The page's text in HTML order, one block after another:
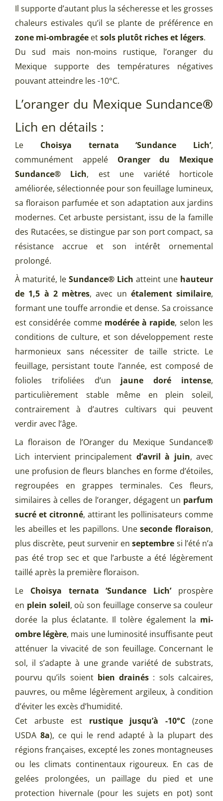
Il supporte d’autant plus la sécheresse et les grosses
chaleurs estivales qu’il se plante de préférence en
zone mi-ombragée etsols plutôt riches et légers.
Du sud mais non-moins rustique, l’oranger du
Mexique supporte des températures négatives
pouvant atteindre les -10°C.
L’oranger du Mexique Sundance®
Lich en détails :
Le Choisya ternata ‘Sundance Lich’,
communément appelé Oranger du Mexique
Sundance® Lich, est une variété horticole
améliorée, sélectionnée pour son feuillage lumineux,
sa floraison parfumée et son adaptation aux jardins
modernes. Cet arbuste persistant, issu de la famille
des Rutacées, se distingue par son port compact, sa
résistance accrue et son intérêt ornemental
prolongé.
À maturité, le Sundance® Lich atteint une hauteur
de 1,5 à 2 mètres, avec un étalement similaire,
formant une touffe arrondie et dense. Sa croissance
est considérée comme modérée à rapide, selon les
conditions de culture, et son développement reste
harmonieux sans nécessiter de taille stricte. Le
feuillage, persistant toute l’année, est composé de
folioles trifoliées d’un jaune doré intense,
particulièrement stable même en plein soleil,
contrairement à d’autres cultivars qui peuvent
verdir avec l’âge.
La floraison de l’Oranger du Mexique Sundance®
Lich intervient principalement d’avril à juin, avec
une profusion de fleurs blanches en forme d’étoiles,
regroupées en grappes terminales. Ces fleurs,
similaires à celles de l’oranger, dégagent un parfum
sucré et citronné, attirant les pollinisateurs comme
les abeilles et les papillons. Uneseconde floraison,
plus discrète, peut survenir enseptembre si l’été n’a
pas été trop sec et que l’arbuste a été légèrement
taillé après la première floraison.
Le Choisya ternata ‘Sundance Lich’prospère
en plein soleil, où son feuillage conserve sa couleur
dorée la plus éclatante. Il tolère également la mi-
ombre légère, mais une luminosité insuffisante peut
atténuer la vivacité de son feuillage. Concernant le
sol, il s’adapte à une grande variété de substrats,
pourvu qu’ils soient bien drainés : sols calcaires,
pauvres, ou même légèrement argileux, à condition
d’éviter les excès d’humidité.
Cet arbuste est rustique jusqu’à -10°C (zone
USDA 8a), ce qui le rend adapté à la plupart des
régions françaises, excepté les zones montagneuses
ou les climats continentaux rigoureux. En cas de
gelées prolongées, un paillage du pied et une
protection hivernale (pour les sujets en pot) sont